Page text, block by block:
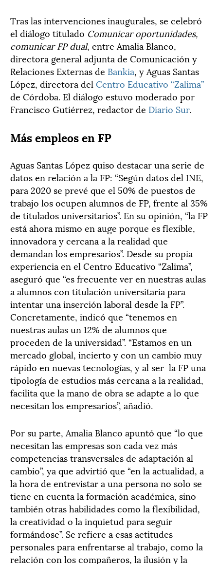
Tras las intervenciones inaugurales, se celebró
el diálogo titulado Comunicar oportunidades,
comunicar FP dual, entre Amalia Blanco,
directora general adjunta de Comunicación y
Relaciones Externas de Bankia, y Aguas Santas
López, directora del Centro Educativo “Zalima”
de Córdoba. El diálogo estuvo moderado por
Francisco Gutiérrez, redactor de Diario Sur.
Más empleos en FP
Aguas Santas López quiso destacar una serie de
datos en relación a la FP: “Según datos del INE,
para 2020 se prevé que el 50% de puestos de
trabajo los ocupen alumnos de FP, frente al 35%
de titulados universitarios”. En su opinión, “la FP
está ahora mismo en auge porque es flexible,
innovadora y cercana a la realidad que
demandan los empresarios”. Desde su propia
experiencia en el Centro Educativo “Zalima”,
aseguró que “es frecuente ver en nuestras aulas
a alumnos con titulación universitaria para
intentar una inserción laboral desde la FP”.
Concretamente, indicó que “tenemos en
nuestras aulas un 12% de alumnos que
proceden de la universidad”. “Estamos en un
mercado global, incierto y con un cambio muy
rápido en nuevas tecnologías, y al ser la FP una
tipología de estudios más cercana a la realidad,
facilita que la mano de obra se adapte a lo que
necesitan los empresarios”, añadió.
Por su parte, Amalia Blanco apuntó que “lo que
necesitan las empresas son cada vez más
competencias transversales de adaptación al
cambio”, ya que advirtió que “en la actualidad, a
la hora de entrevistar a una persona no solo se
tiene en cuenta la formación académica, sino
también otras habilidades como la flexibilidad,
la creatividad o la inquietud para seguir
formándose”. Se refiere a esas actitudes
personales para enfrentarse al trabajo, como la
relación con los compañeros, la ilusión y la